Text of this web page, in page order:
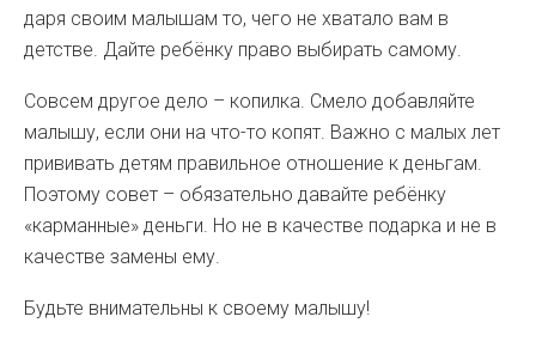
даря своим малышам то, чего не хватало вам в
детстве. Дайте ребёнку право выбирать самому.
Совсем другое дело – копилка. Смело добавляйте
малышу, если они на что-то копят. Важно с малых лет
прививать детям правильное отношение к деньгам.
Поэтому совет – обязательно давайте ребёнку
«карманные» деньги. Но не в качестве подарка и не в
качестве замены ему.
Будьте внимательны к своему малышу!